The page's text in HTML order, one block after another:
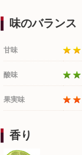
味のバランス
甘味
酸味
果実味
香り